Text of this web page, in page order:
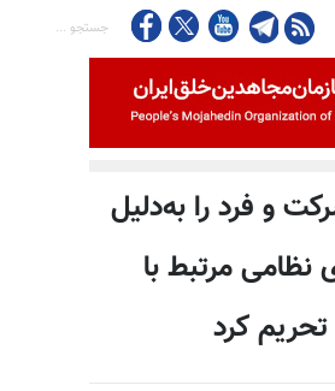
۱۰شرکت و فرد را به‌دلیل
نظامی مرتبط با
تحریم کرد